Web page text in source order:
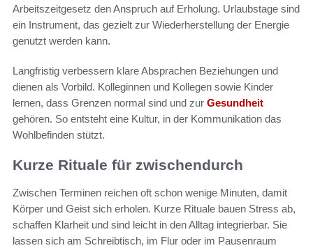
Arbeitszeitgesetz den Anspruch auf Erholung. Urlaubstage sind
ein Instrument, das gezielt zur Wiederherstellung der Energie
genutzt werden kann.
Langfristig verbessern klare Absprachen Beziehungen und
dienen als Vorbild. Kolleginnen und Kollegen sowie Kinder
lernen, dass Grenzen normal sind und zur Gesundheit
gehören. So entsteht eine Kultur, in der Kommunikation das
Wohlbefinden stützt.
Kurze Rituale für zwischendurch
Zwischen Terminen reichen oft schon wenige Minuten, damit
Körper und Geist sich erholen. Kurze Rituale bauen Stress ab,
schaffen Klarheit und sind leicht in den Alltag integrierbar. Sie
lassen sich am Schreibtisch, im Flur oder im Pausenraum